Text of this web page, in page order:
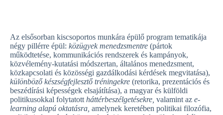
Az elsősorban kiscsoportos munkára épülő program tematikája
négy pillérre épül: közügyek menedzsmentre (pártok
működtetése, kommunikációs rendszerek és kampányok,
közvélemény-kutatási módszertan, általános menedzsment,
közkapcsolati és közösségi gazdálkodási kérdések megvitatása),
különböző készségfejlesztő tréningekre (retorika, prezentációs és
beszédírási képességek elsajátítása), a magyar és külföldi
politikusokkal folytatott háttérbeszélgetésekre, valamint az e-
learning alapú oktatásra, amelynek keretében politikai filozófia,